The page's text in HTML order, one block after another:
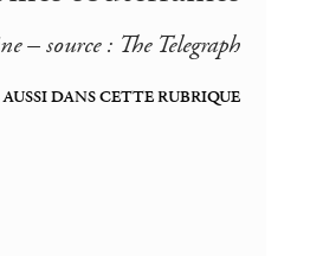
– source : The Telegraph
AUSSI DANS CETTE RUBRIQUE